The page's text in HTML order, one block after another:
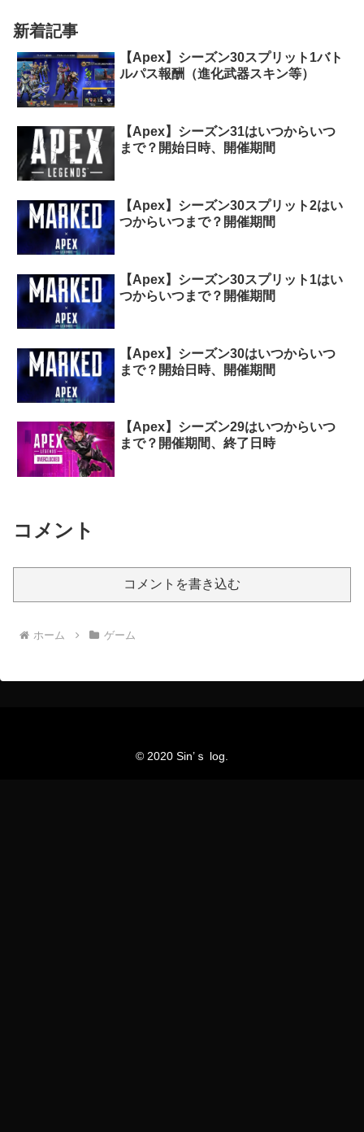
新着記事
【Apex】シーズン30スプリット1バト
ルパス報酬（進化武器スキン等）
【Apex】シーズン31はいつからいつ
まで？開始日時、開催期間
【Apex】シーズン30スプリット2はい
つからいつまで？開催期間
【Apex】シーズン30スプリット1はい
つからいつまで？開催期間
【Apex】シーズン30はいつからいつ
まで？開始日時、開催期間
【Apex】シーズン29はいつからいつ
まで？開催期間、終了日時
コメント
コメントを書き込む
ホーム ゲーム
© 2020 Sin’ｓ log.